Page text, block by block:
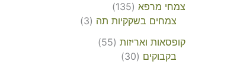
צמחי מרפא 135
צמחים בשקקיות תה 3
קופסאות ואריזות 55
בקבוקים 30